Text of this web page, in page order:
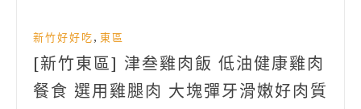
新竹好好吃 , 東區
[新竹東區] 津叁雞肉飯 低油健康雞肉
餐食 選用雞腿肉 大塊彈牙滑嫩好肉質